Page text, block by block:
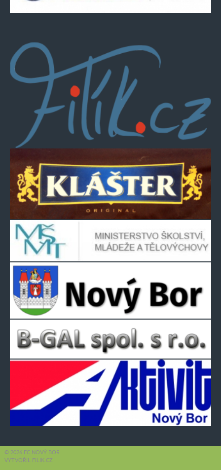
© 2026 FC NOVÝ BOR
VYTVOŘIL FILIK.CZ